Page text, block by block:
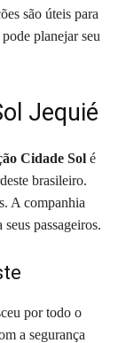
são úteis para
planejar seu
Jequié
Cidade Sol é
brasileiro.
A companhia
seus passageiros.
por todo o
a segurança